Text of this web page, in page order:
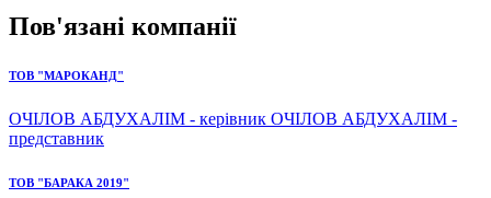
Пов'язані компанії
ТОВ "МАРОКАНД"
ОЧІЛОВ АБДУХАЛІМ - керівник ОЧІЛОВ АБДУХАЛІМ -
представник
ТОВ "БАРАКА 2019"